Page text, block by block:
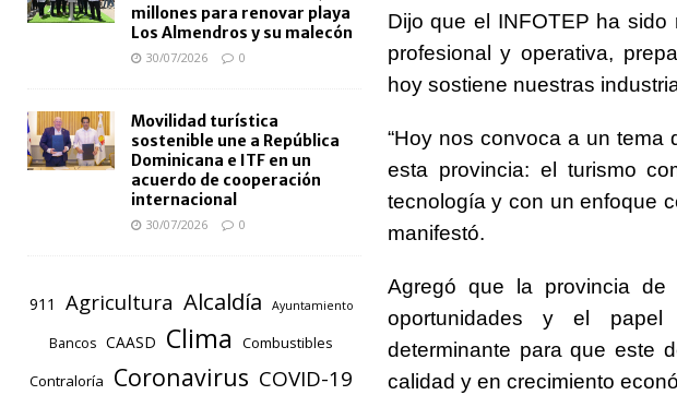
Dijo que el INFOTEP ha sido
profesional y operativa,
hoy sostiene nuestras
“Hoy nos convoca a un tema
esta provincia: el turismo
tecnología y con un enfoque
manifestó.
Agregó que la provincia
oportunidades y el papel
determinante para que este
calidad y en crecimiento
millones para renovar playa
Los Almendros y su malecón
30/07/2026 0
Movilidad turística
sostenible une a República
Dominicana e ITF en un
acuerdo de cooperación
internacional
30/07/2026 0
911 Agricultura Alcaldía Ayuntamiento
Bancos CAASD Clima
Combustibles
Contraloría
Coronavirus COVID-19